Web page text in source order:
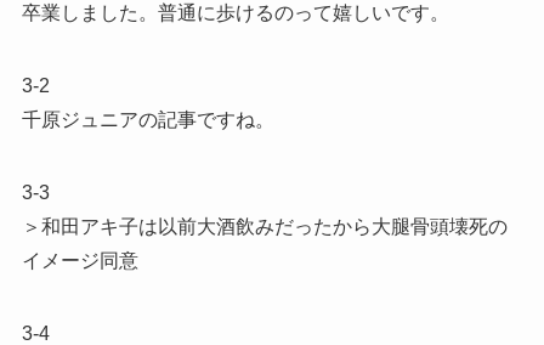
卒業しました。普通に歩けるのって嬉しいです。
3-2
千原ジュニアの記事ですね。
3-3
＞和田アキ子は以前大酒飲みだったから大腿骨頭壊死の
イメージ同意
3-4